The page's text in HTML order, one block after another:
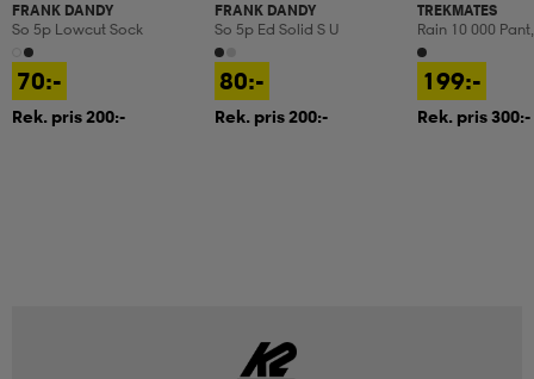
FRANK DANDY
So 5p Lowcut Sock
70:-
Rek. pris 200:-
FRANK DANDY
So 5p Ed Solid S U
80:-
Rek. pris 200:-
TREKMATES
Rain 10 000 Pant,
Regnbyxor,
199:-
Rek. pris 300:-